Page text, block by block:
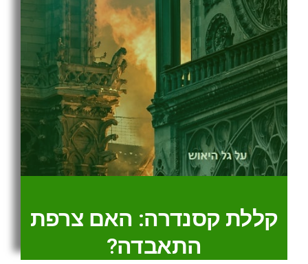
קללת קסנדרה: האם צרפת
התאבדה?